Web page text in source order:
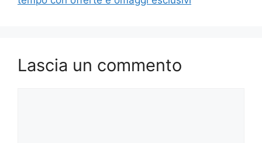
Lascia un commento